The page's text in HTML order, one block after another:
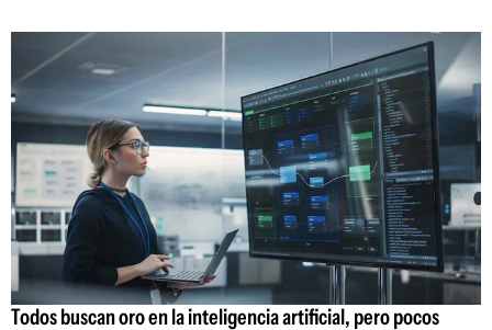
Todos buscan oro en la inteligencia artificial, pero pocos